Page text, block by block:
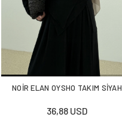
NOİR ELAN OYSHO TAKIM SİYAH
36,88 USD